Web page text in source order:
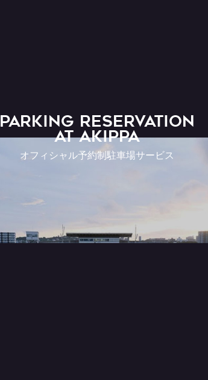
PARKING RESERVATION
AT Akippa
オフィシャル予約制駐車場サービス